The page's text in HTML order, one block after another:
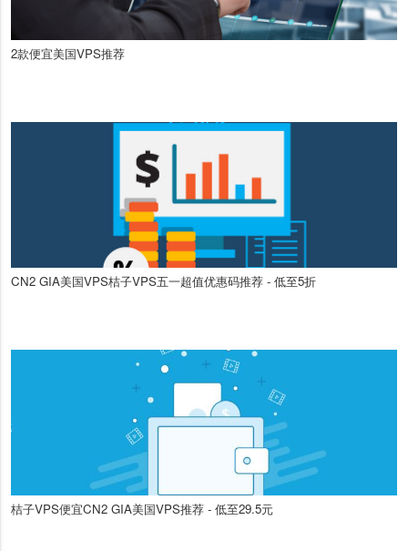
2款便宜美国VPS推荐
CN2 GIA美国VPS桔子VPS五一超值优惠码推荐 - 低至5折
桔子VPS便宜CN2 GIA美国VPS推荐 - 低至29.5元